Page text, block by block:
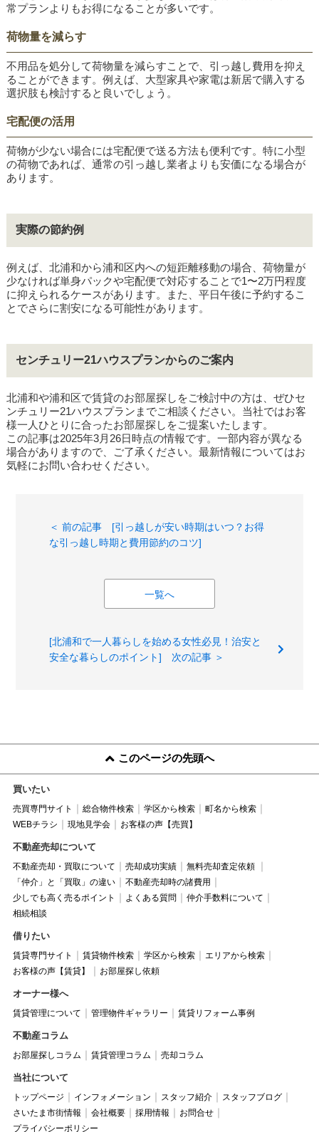
常プランよりもお得になることが多いです。
荷物量を減らす
不用品を処分して荷物量を減らすことで、引っ越し費用を抑え
ることができます。例えば、大型家具や家電は新居で購入する
選択肢も検討すると良いでしょう。
宅配便の活用
荷物が少ない場合には宅配便で送る方法も便利です。特に小型
の荷物であれば、通常の引っ越し業者よりも安価になる場合が
あります。
実際の節約例
例えば、北浦和から浦和区内への短距離移動の場合、荷物量が
少なければ単身パックや宅配便で対応することで1〜2万円程度
に抑えられるケースがあります。また、平日午後に予約するこ
とでさらに割安になる可能性があります。
センチュリー21ハウスプランからのご案内
北浦和や浦和区で賃貸のお部屋探しをご検討中の方は、ぜひセ
ンチュリー21ハウスプランまでご相談ください。当社ではお客
様一人ひとりに合ったお部屋探しをご提案いたします。
この記事は2025年3月26日時点の情報です。一部内容が異なる
場合がありますので、ご了承ください。最新情報についてはお
気軽にお問い合わせください。
＜ 前の記事 [引っ越しが安い時期はいつ？お得
な引っ越し時期と費用節約のコツ]
一覧へ
[北浦和で一人暮らしを始める女性必見！治安と
安全な暮らしのポイント] 次の記事 ＞
このページの先頭へ
買いたい
売買専門サイト 総合物件検索 学区から検索
町名から検索
WEBチラシ
現地見学会 お客様の声【売買】
不動産売却について
不動産売却・買取について 売却成功実績
無料売却査定依頼
「仲介」と「買取」の違い
不動産売却時の諸費用
少しでも高く売るポイント
よくある質問
仲介手数料について
相続相談
借りたい
賃貸専門サイト 賃貸物件検索 学区から検索
エリアから検索
お客様の声【賃貸】
お部屋探し依頼
オーナー様へ
賃貸管理について 管理物件ギャラリー 賃貸リフォーム事例
不動産コラム
お部屋探しコラム 賃貸管理コラム 売却コラム
当社について
トップページ インフォメーション スタッフ紹介
スタッフブログ
さいたま市街情報
会社概要 採用情報
お問合せ
プライバシーポリシー